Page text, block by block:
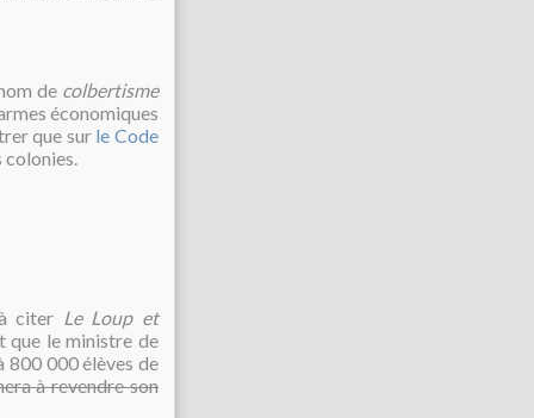
de colbertisme
économiques
que sur le Code
colonies.
citer Le Loup et
que le ministre de
800 000 élèves de
à revendre son